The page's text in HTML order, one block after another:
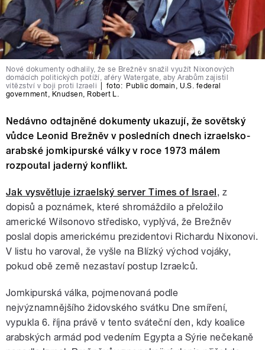
Nové dokumenty odhalily, že se Brežněv snažil využít Nixonových
domácích politických potíží, aféry Watergate, aby Arabům zajistil
vítězství v boji proti Izraeli
foto: Public domain , U.S. federal
government, Knudsen, Robert L.
Nedávno odtajněné dokumenty ukazují, že sovětský
vůdce Leonid Brežněv v posledních dnech izraelsko-
arabské jomkipurské války v roce 1973 málem
rozpoutal jaderný konflikt.
Jak vysvětluje izraelský server Times of Israel , z
dopisů a poznámek, které shromáždilo a přeložilo
americké Wilsonovo středisko, vyplývá, že Brežněv
poslal dopis americkému prezidentovi Richardu Nixonovi.
V listu ho varoval, že vyšle na Blízký východ vojáky,
pokud obě země nezastaví postup Izraelců.
Jomkipurská válka, pojmenovaná podle
nejvýznamnějšího židovského svátku Dne smíření,
vypukla 6. října právě v tento sváteční den, kdy koalice
arabských armád pod vedením Egypta a Sýrie nečekaně